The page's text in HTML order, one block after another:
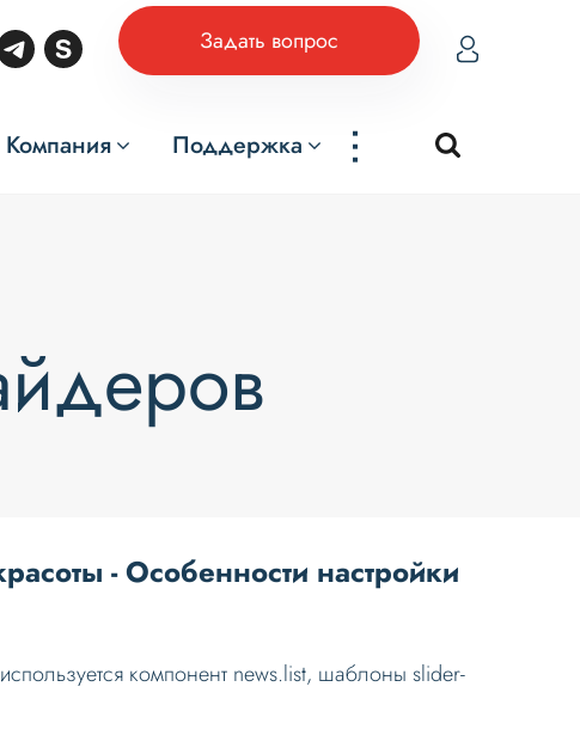
Задать вопрос
Компания Поддержка ...
- Особенности настройки
компонент news.list, шаблоны slider-